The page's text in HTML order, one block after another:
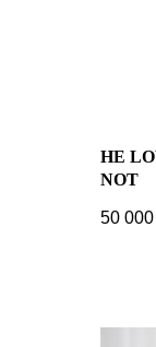
HE
NOT
50 000